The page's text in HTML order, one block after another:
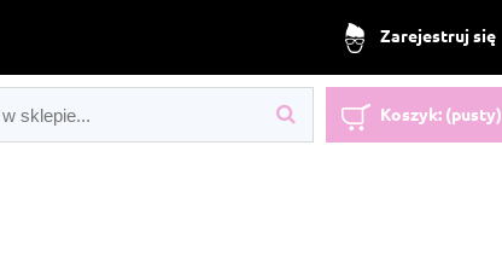
Zarejestruj się
Koszyk: (pusty)